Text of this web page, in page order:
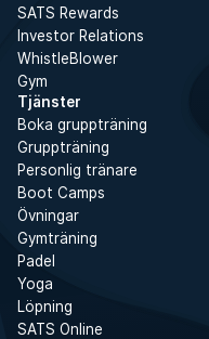
SATS Rewards
Investor Relations
WhistleBlower
Gym
Tjänster
Boka gruppträning
Gruppträning
Personlig tränare
Boot Camps
Övningar
Gymträning
Padel
Yoga
Löpning
SATS Online